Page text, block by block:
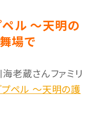
ペル ～天明の
場で
老蔵さんファミリ
プペル ～天明の護